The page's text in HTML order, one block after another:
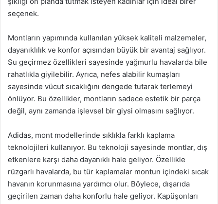
seçenek.
Montların yapımında kullanılan yüksek kaliteli malzemeler,
dayanıklılık ve konfor açısından büyük bir avantaj sağlıyor.
Su geçirmez özellikleri sayesinde yağmurlu havalarda bile
rahatlıkla giyilebilir. Ayrıca, nefes alabilir kumaşları
sayesinde vücut sıcaklığını dengede tutarak terlemeyi
önlüyor. Bu özellikler, montların sadece estetik bir parça
değil, aynı zamanda işlevsel bir giysi olmasını sağlıyor.
Adidas, mont modellerinde sıklıkla farklı kaplama
teknolojileri kullanıyor. Bu teknoloji sayesinde montlar, dış
etkenlere karşı daha dayanıklı hale geliyor. Özellikle
rüzgarlı havalarda, bu tür kaplamalar montun içindeki sıcak
havanın korunmasına yardımcı olur. Böylece, dışarıda
geçirilen zaman daha konforlu hale geliyor. Kapüşonları